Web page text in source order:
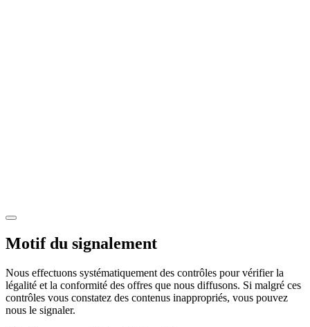
Motif du signalement
Nous effectuons systématiquement des contrôles pour vérifier la
légalité et la conformité des offres que nous diffusons. Si malgré ces
contrôles vous constatez des contenus inappropriés, vous pouvez
nous le signaler.